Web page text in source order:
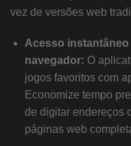
vez de versões web
Acesso
navegador: O
jogos favoritos com
Economize tempo
de digitar endereços
páginas web